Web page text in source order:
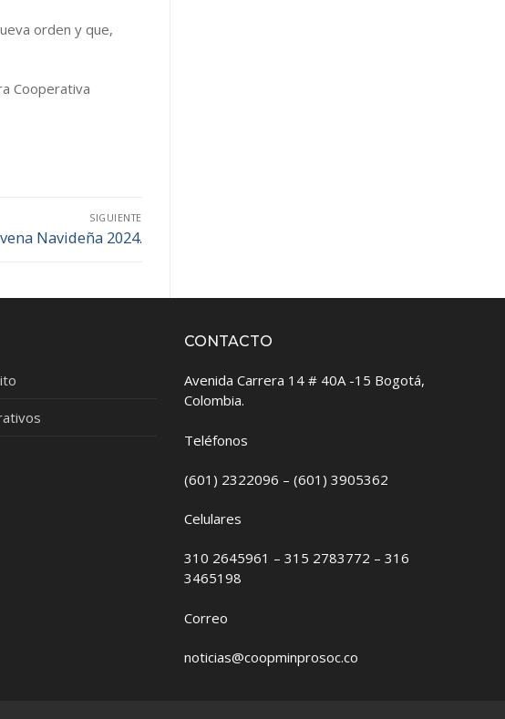
orden y que,
Cooperativa
SIGUIENTE
Navideña 2024.
CONTACTO
Avenida Carrera 14 # 40A -15 Bogotá,
Colombia.
Teléfonos
(601) 2322096 – (601) 3905362
Celulares
310 2645961 – 315 2783772 – 316
3465198
Correo
noticias@coopminprosoc.co